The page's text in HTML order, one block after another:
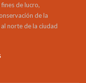
de lucro,
de la
al norte de la ciudad